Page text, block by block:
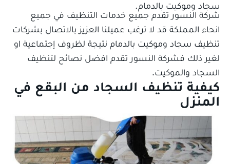
سجاد وموكيت بالدمام.
شركة النسور تقدم جميع خدمات التنظيف في جميع
انحاء المملكة قد لا ترغب عميلنا العزيز بالاتصال بشركات
تنظيف سجاد وموكيت بالدمام نتيجة لظروف إجتماعية او
لغير ذلك فشركة النسور تقدم افضل نصائح لتنظيف
السجاد والموكيت.
كيفية تنظيف السجاد من البقع في
المنزل